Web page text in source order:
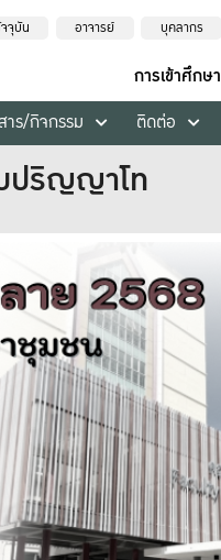
จุบัน อาจารย์ บุคลากร
การเข้าศึกษา
าร/กิจกรรม ติดต่อ
ปริญญาโท